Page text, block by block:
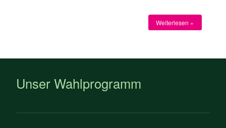
Weiterlesen »
Unser Wahlprogramm